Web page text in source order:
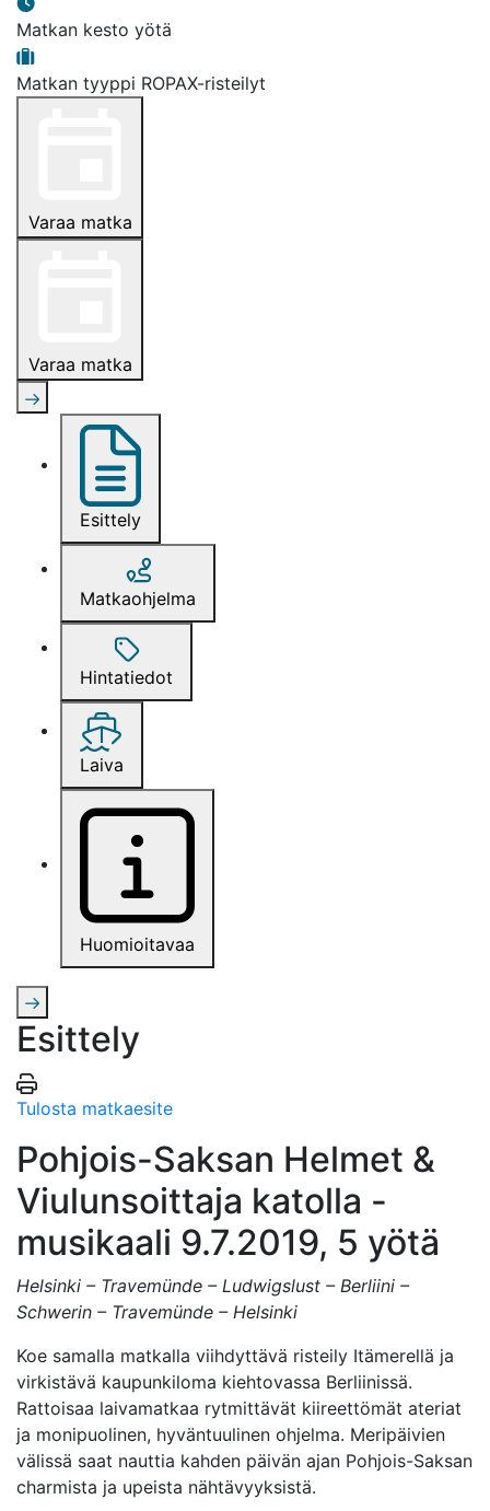
Matkan kesto yötä
Matkan tyyppi ROPAX-risteilyt
Varaa matka
Varaa matka
Esittely
Matkaohjelma
Hintatiedot
Laiva
Huomioitavaa
Esittely
Tulosta matkaesite
Pohjois-Saksan Helmet &
Viulunsoittaja katolla -
musikaali 9.7.2019, 5 yötä
Helsinki – Travemünde – Ludwigslust – Berliini –
Schwerin – Travemünde – Helsinki
Koe samalla matkalla viihdyttävä risteily Itämerellä ja
virkistävä kaupunkiloma kiehtovassa Berliinissä.
Rattoisaa laivamatkaa rytmittävät kiireettömät ateriat
ja monipuolinen, hyväntuulinen ohjelma. Meripäivien
välissä saat nauttia kahden päivän ajan Pohjois-Saksan
charmista ja upeista nähtävyyksistä.